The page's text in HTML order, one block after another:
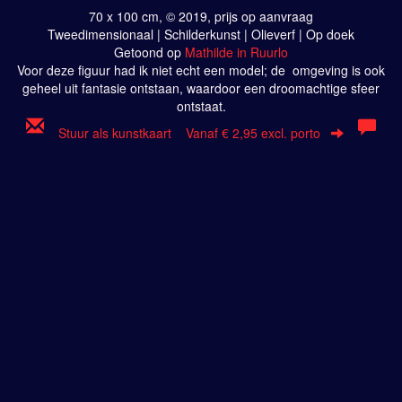
70 x 100 cm, © 2019, prijs op aanvraag
Tweedimensionaal | Schilderkunst | Olieverf | Op doek
Getoond op Mathilde in Ruurlo
Voor deze figuur had ik niet echt een model; de omgeving is ook
geheel uit fantasie ontstaan, waardoor een droomachtige sfeer
ontstaat.
Stuur als kunstkaart Vanaf € 2,95 excl. porto